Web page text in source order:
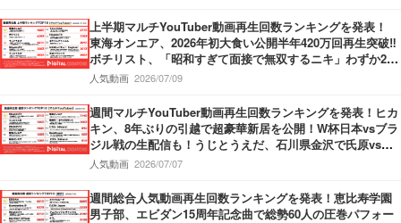
上半期マルチYouTuber動画再生回数ランキングを発表！
東海オンエア、2026年初大食い公開半年420万回再生突破‼
ボチリスト、「昭和すぎて面接で無双するニキ」わずか2ヶ
月で420万回再生‼うじとうえだ、100種類お酒図鑑ハワイ
人気動画 2026/07/09
週間マルチYouTuber動画再生回数ランキングを発表！ヒカ
キン、8年ぶりの引越で超豪華新居を公開！W杯日本vsブラ
ジル戦の生配信も！うじとうえだ、石川県金沢で氏原vsサ
カモトの大喧嘩勃発か!?
人気動画 2026/07/07
週間総合人気動画再生回数ランキングを発表！恵比寿学園
男子部、エビダン15周年記念曲で総勢60人の圧巻パフォー